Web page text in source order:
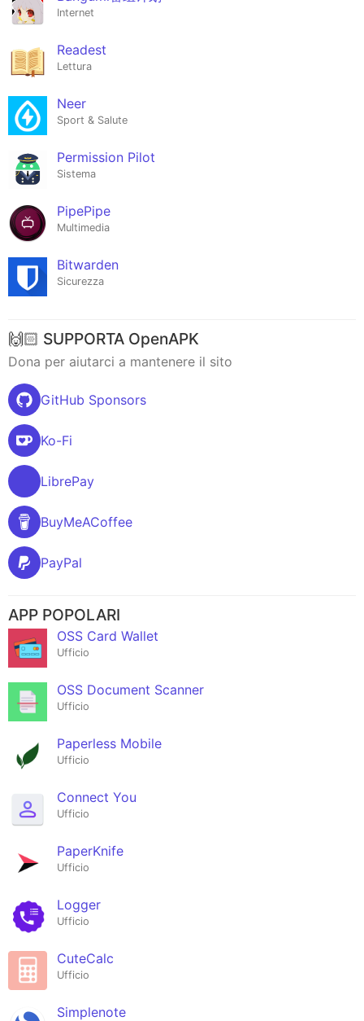
Internet
Readest
Lettura
Neer
Sport & Salute
Permission Pilot
Sistema
PipePipe
Multimedia
Bitwarden
Sicurezza
🙌🏻 SUPPORTA OpenAPK
Dona per aiutarci a mantenere il sito
GitHub Sponsors
Ko-Fi
LibrePay
BuyMeACoffee
PayPal
APP POPOLARI
OSS Card Wallet
Ufficio
OSS Document Scanner
Ufficio
Paperless Mobile
Ufficio
Connect You
Ufficio
PaperKnife
Ufficio
Logger
Ufficio
CuteCalc
Ufficio
Simplenote